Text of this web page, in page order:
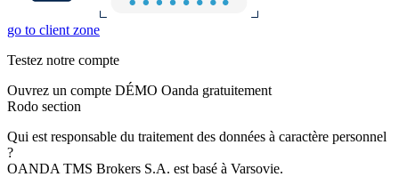
go to client zone
Testez notre compte
Ouvrez un compte DÉMO Oanda gratuitement
Rodo section
Qui est responsable du traitement des données à caractère personnel
?
OANDA TMS Brokers S.A. est basé à Varsovie.